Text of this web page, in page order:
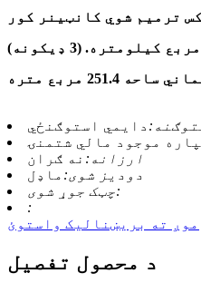
ترمیم شوي کانټینر کور
دايمي استوګنځي
موجود مالي شتمنۍ
ارزانه: نه ګران
دودیز شوی: ماډل
چټک جوړ شوی:
:
موږ ته بریښنالیک واستوئ
د محصول تفصیل